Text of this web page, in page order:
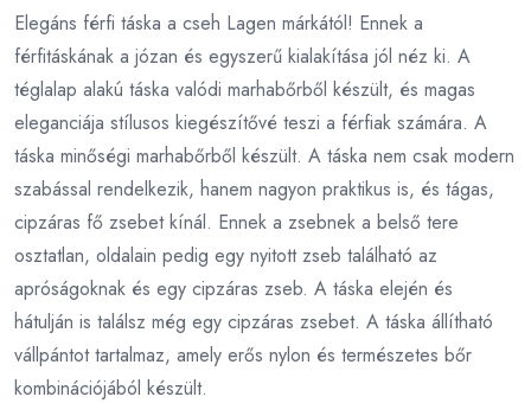
Elegáns férfi táska a cseh Lagen márkától! Ennek a
férfitáskának a józan és egyszerű kialakítása jól néz ki. A
téglalap alakú táska valódi marhabőrből készült, és magas
eleganciája stílusos kiegészítővé teszi a férfiak számára. A
táska minőségi marhabőrből készült. A táska nem csak modern
szabással rendelkezik, hanem nagyon praktikus is, és tágas,
cipzáras fő zsebet kínál. Ennek a zsebnek a belső tere
osztatlan, oldalain pedig egy nyitott zseb található az
apróságoknak és egy cipzáras zseb. A táska elején és
hátulján is találsz még egy cipzáras zsebet. A táska állítható
vállpántot tartalmaz, amely erős nylon és természetes bőr
kombinációjából készült.